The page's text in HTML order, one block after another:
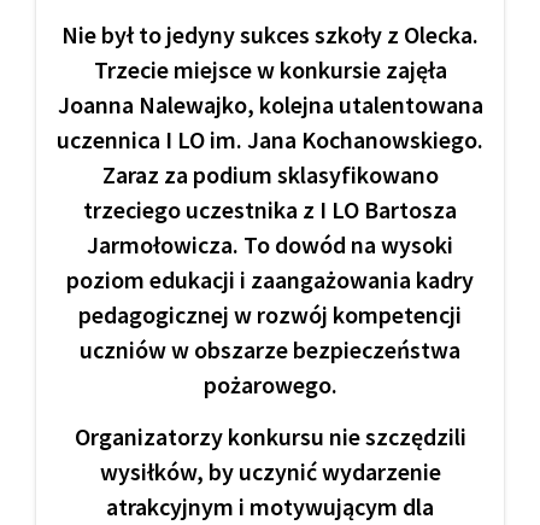
Nie był to jedyny sukces szkoły z Olecka.
Trzecie miejsce w konkursie zajęła
Joanna Nalewajko, kolejna utalentowana
uczennica I LO im. Jana Kochanowskiego.
Zaraz za podium sklasyfikowano
trzeciego uczestnika z I LO Bartosza
Jarmołowicza. To dowód na wysoki
poziom edukacji i zaangażowania kadry
pedagogicznej w rozwój kompetencji
uczniów w obszarze bezpieczeństwa
pożarowego.
Organizatorzy konkursu nie szczędzili
wysiłków, by uczynić wydarzenie
atrakcyjnym i motywującym dla